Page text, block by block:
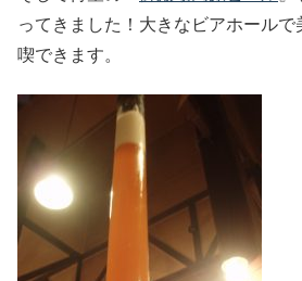
ってきました！大きなビアホール
喫できます。